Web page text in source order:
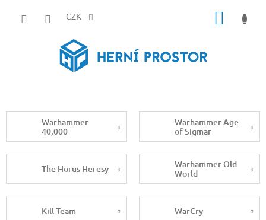
CZK
Warhammer
40,000
Warhammer Age
of Sigmar
The Horus Heresy
Warhammer Old
World
Kill Team WarCry